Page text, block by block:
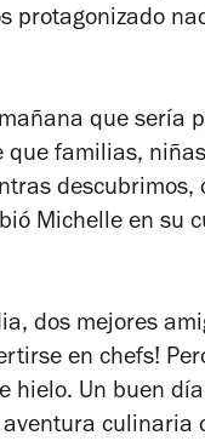
protagonizado
que sería
que familias,
descubrimos,
Michelle en su
dos mejores
en chefs!
hielo. Un buen
culinaria